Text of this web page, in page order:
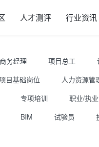
人才测评 行业资讯
商务经理 项目总工
目基础岗位
人力资源管
专项培训
职业/执
BIM
试验员